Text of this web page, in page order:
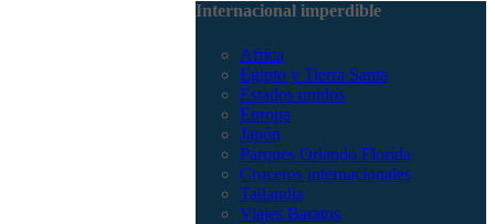
Internacional imperdible
Africa
Egipto y Tierra Santa
Estados unidos
Europa
Japón
Parques Orlando Florida
Cruceros internacionales
Tailandia
Viajes Baratos